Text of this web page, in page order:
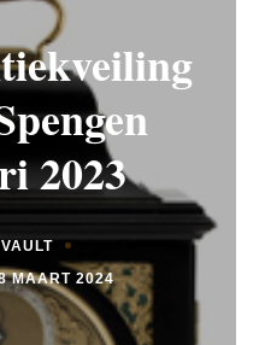
2023
MAART 2024